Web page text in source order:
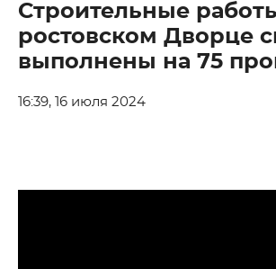
Строительные
ростовском Дворце
выполнены на 75
16:39, 16 июля 2024